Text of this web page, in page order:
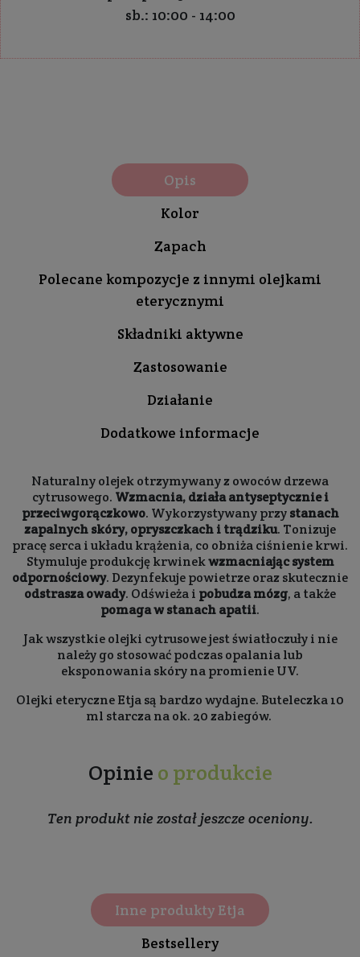
sb.: 10:00 - 14:00
Opis
Kolor
Zapach
Polecane kompozycje z innymi olejkami
eterycznymi
Składniki aktywne
Zastosowanie
Działanie
Dodatkowe informacje
Naturalny olejek otrzymywany z owoców drzewa
cytrusowego. Wzmacnia, działa antyseptycznie i
przeciwgorączkowo. Wykorzystywany przystanach
zapalnych skóry, opryszczkach i trądziku. Tonizuje
pracę serca i układu krążenia, co obniża ciśnienie krwi.
Stymuluje produkcję krwinekwzmacniając system
odpornościowy. Dezynfekuje powietrze oraz skutecznie
odstrasza owady. Odświeża i pobudza mózg, a także
pomaga w stanach apatii.
Jak wszystkie olejki cytrusowe jest światłoczuły i nie
należy go stosować podczas opalania lub
eksponowania skóry na promienie UV.
Olejki eteryczne Etja są bardzo wydajne. Buteleczka 10
ml starcza na ok. 20 zabiegów.
Opinie o produkcie
Ten produkt nie został jeszcze oceniony.
Inne produkty Etja
Bestsellery